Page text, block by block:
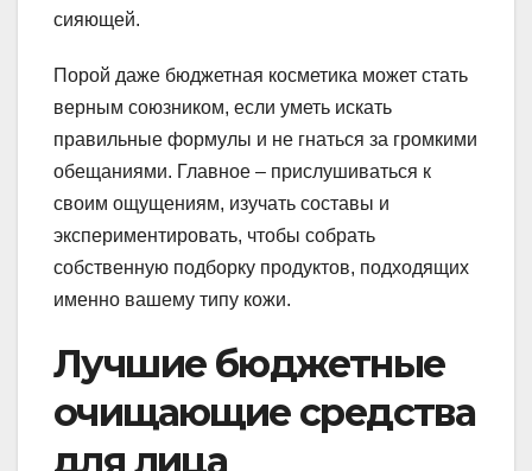
сияющей.
Порой даже бюджетная косметика может стать
верным союзником, если уметь искать
правильные формулы и не гнаться за громкими
обещаниями. Главное – прислушиваться к
своим ощущениям, изучать составы и
экспериментировать, чтобы собрать
собственную подборку продуктов, подходящих
именно вашему типу кожи.
Лучшие бюджетные
очищающие средства
для лица